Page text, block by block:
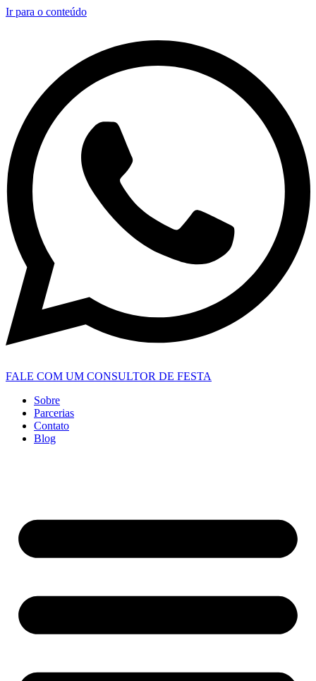
Ir para o conteúdo
FALE COM UM CONSULTOR DE FESTA
Sobre
Parcerias
Contato
Blog